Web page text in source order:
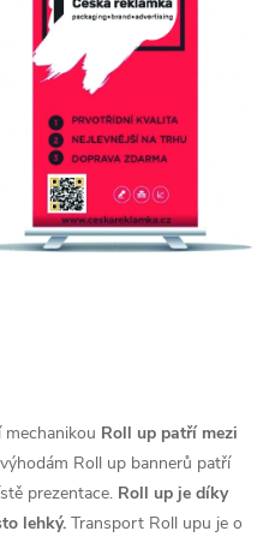
Roll up patří mezi
Roll up bannerů patří
prezentace. Roll up je díky
lehký. Transport Roll upu je o